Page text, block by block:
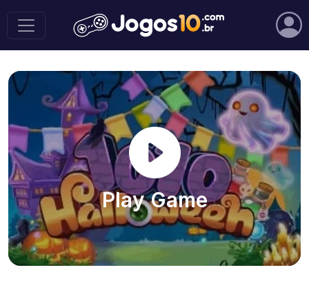
Play Game